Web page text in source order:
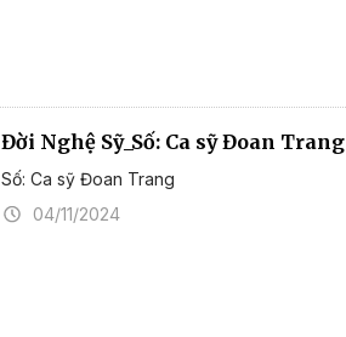
Đời Nghệ Sỹ_Số: Ca sỹ Đoan Trang
Số: Ca sỹ Đoan Trang
04/11/2024